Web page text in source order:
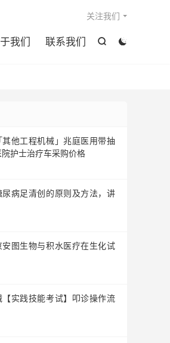


我们 联系我们
关注我们
他工程机械」兆庭医用带抽
护士治疗车采购价格
病足清创的原则及方法，讲
图生物与积水医疗在生化试
实践技能考试】叩诊操作流